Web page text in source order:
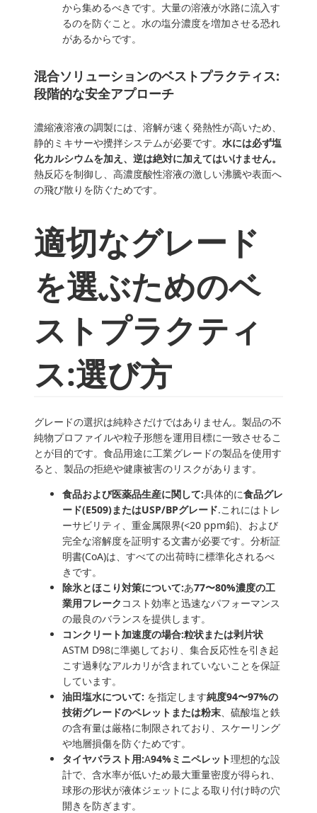
から集めるべきです。大量の溶液が水路に流入す
るのを防ぐこと。水の塩分濃度を増加させる恐れ
があるからです。
混合ソリューションのベストプラクティス:
段階的な安全アプローチ
濃縮液溶液の調製には、溶解が速く発熱性が高いため、
静的ミキサーや攪拌システムが必要です。 水には必ず塩
化カルシウムを加え、逆は絶対に加えてはいけません。
熱反応を制御し、高濃度酸性溶液の激しい沸騰や表面へ
の飛び散りを防ぐためです。
適切なグレード
を選ぶためのベ
ストプラクティ
ス:選び方
グレードの選択は純粋さだけではありません。製品の不
純物プロファイルや粒子形態を運用目標に一致させるこ
とが目的です。食品用途に工業グレードの製品を使用す
ると、製品の拒絶や健康被害のリスクがあります。
食品および医薬品生産に関して:具体的に食品グレ
ード(E509)またはUSP/BPグレード.これにはトレ
ーサビリティ、重金属限界(<20 ppm鉛)、および
完全な溶解度を証明する文書が必要です。分析証
明書(CoA)は、すべての出荷時に標準化されるべ
きです。
除氷とほこり対策について:あ77〜80%濃度の工
業用フレーク コスト効率と迅速なパフォーマンス
の最良のバランスを提供します。
コンクリート加速度の場合:粒状または剥片状
ASTM D98に準拠しており、集合反応性を引き起
こす過剰なアルカリが含まれていないことを保証
しています。
油田塩水について: を指定します純度94〜97%の
技術グレードのペレットまたは粉末、硫酸塩と鉄
の含有量は厳格に制限されており、スケーリング
や地層損傷を防ぐためです。
タイヤバラスト用:A94%ミニペレット理想的な設
計で、含水率が低いため最大重量密度が得られ、
球形の形状が液体ジェットによる取り付け時の穴
開きを防ぎます。